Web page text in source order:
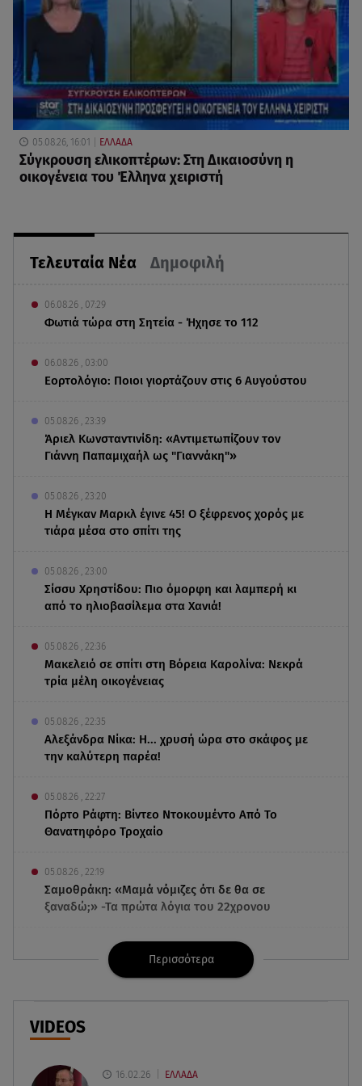
Τελευταία Νέα Δημοφιλή
06.08.26 , 07:29
Φωτιά τώρα στη Σητεία - Ήχησε το 112
06.08.26 , 03:00
Εορτολόγιο: Ποιοι γιορτάζουν στις 6 Αυγούστου
05.08.26 , 23:39
Άριελ Κωνσταντινίδη: «Αντιμετωπίζουν τον
Γιάννη Παπαμιχαήλ ως "Γιαννάκη"»
05.08.26 , 23:20
Η Μέγκαν Μαρκλ έγινε 45! Ο ξέφρενος χορός με
τιάρα μέσα στο σπίτι της
05.08.26 , 23:00
Σίσσυ Χρηστίδου: Πιο όμορφη και λαμπερή κι
από το ηλιοβασίλεμα στα Χανιά!
05.08.26 , 22:36
Μακελειό σε σπίτι στη Βόρεια Καρολίνα: Νεκρά
τρία μέλη οικογένειας
05.08.26 , 22:35
Αλεξάνδρα Νίκα: Η... χρυσή ώρα στο σκάφος με
την καλύτερη παρέα!
05.08.26 , 22:27
Πόρτο Ράφτη: Bίντεο Ντοκουμέντο Από Το
Θανατηφόρο Τροχαίο
05.08.26 , 22:19
Σαμοθράκη: «Μαμά νόμιζες ότι δε θα σε
ξαναδώ;» -Τα πρώτα λόγια του 22χρονου
Starte - Γιώργος Δουατζής: «Με θέλγει ιδιαιτέρως
κάθε μορφή τέχνης»
05.08.26 , 21:41
«Στην κόψη του ξυραφιού» οι συνομιλίες ΗΠΑ –
Περισσότερα
VIDEOS
16.02.26 ΕΛΛΑΔΑ
05.08.26, 16:01 ΕΛΛΑΔΑ
Σύγκρουση ελικοπτέρων: Στη Δικαιοσύνη η
οικογένεια του Έλληνα χειριστή